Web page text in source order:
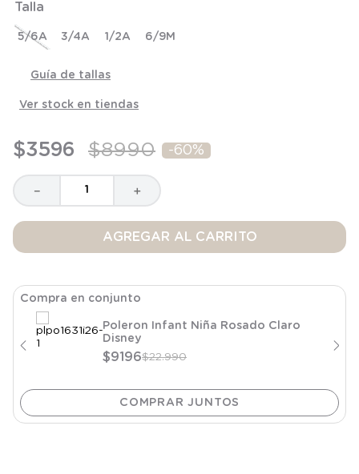
Talla
5/6A 3/4A 1/2A 6/9M
Guía de tallas
Ver stock en tiendas
$3596 $8990 -60%
＋
－
AGREGAR AL CARRITO
Compra en conjunto
Poleron Infant Niña Rosado Claro
Disney
$9196$22.990
8.
9.
saco